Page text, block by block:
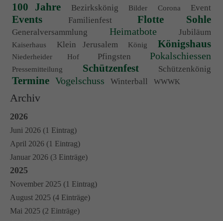
100 Jahre Bezirkskönig Bilder Corona Event
Events Familienfest Flotte Sohle
Generalversammlung Heimatbote Jubiläum
Kaiserhaus Klein Jerusalem König Königshaus
Niederheider Hof Pfingsten Pokalschiessen
Pressemitteilung Schützenfest Schützenkönig
Termine Vogelschuss Winterball WWWK
Archiv
2026
Juni 2026 (1 Eintrag)
April 2026 (1 Eintrag)
Januar 2026 (3 Einträge)
2025
November 2025 (1 Eintrag)
August 2025 (4 Einträge)
Mai 2025 (2 Einträge)